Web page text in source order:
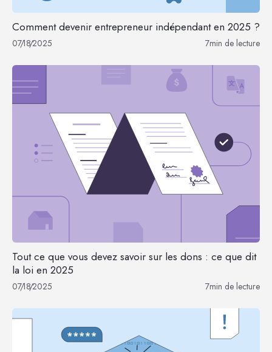
Comment devenir entrepreneur indépendant en 2025 ?
07/18/2025 7min de lecture
Tout ce que vous devez savoir sur les dons : ce que dit
la loi en 2025
07/18/2025 7min de lecture